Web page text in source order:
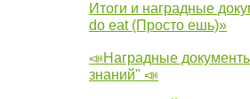
Итоги и наградные
do eat (Просто ешь)»
📣Наградные
знаний" 📣